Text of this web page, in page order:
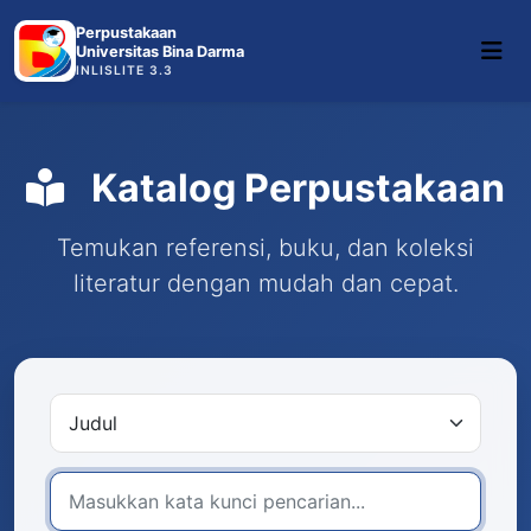
Perpustakaan
Universitas Bina Darma
INLISLITE 3.3
Katalog Perpustakaan
Temukan referensi, buku, dan koleksi
literatur dengan mudah dan cepat.